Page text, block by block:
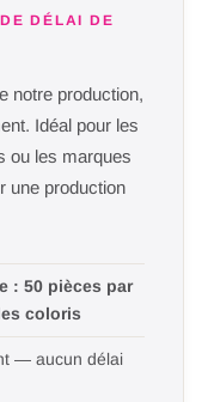
DÉLAI DE
notre production,
Idéal pour les
ou les marques
une production
: 50 pièces par
coloris
— aucun délai